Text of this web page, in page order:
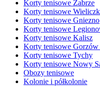
Korty tenisowe Zabrze
Korty tenisowe
Korty tenisowe Gniezno
Korty tenisowe
Korty tenisowe Kalisz
Korty tenisowe
Korty tenisowe Tychy
Korty tenisowe Nowy
Obozy tenisowe
Kolonie i półkolonie